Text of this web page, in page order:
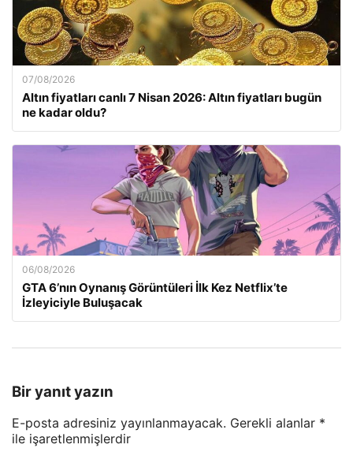
07/08/2026
Altın fiyatları canlı 7 Nisan 2026: Altın fiyatları bugün
ne kadar oldu?
06/08/2026
GTA 6’nın Oynanış Görüntüleri İlk Kez Netflix’te
İzleyiciyle Buluşacak
Bir yanıt yazın
E-posta adresiniz yayınlanmayacak. Gerekli alanlar *
ile işaretlenmişlerdir